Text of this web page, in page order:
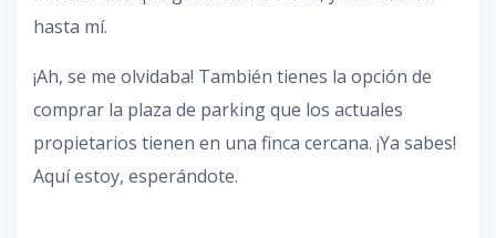
hasta mí.
¡Ah, se me olvidaba! También tienes la opción de
comprar la plaza de parking que los actuales
propietarios tienen en una finca cercana. ¡Ya sabes!
Aquí estoy, esperándote.